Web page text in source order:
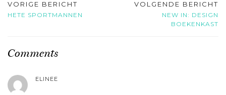
VORIGE BERICHT
HETE SPORTMANNEN
VOLGENDE BERICHT
NEW IN: DESIGN
BOEKENKAST
Comments
ELINEE